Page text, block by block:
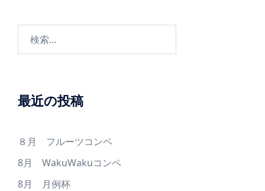
ョ
最近の投稿
８月 フルーツコンペ
8月 WakuWakuコンペ
8月 月例杯